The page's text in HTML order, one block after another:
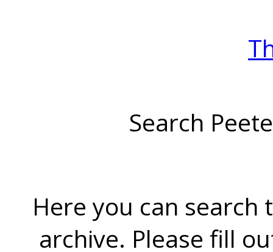
Search
Here you can search
archive. Please fill